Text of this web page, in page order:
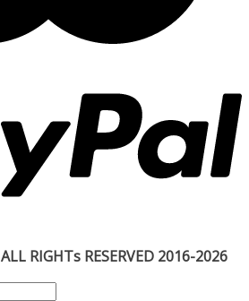
ALL RIGHTs RESERVED 2016-2026